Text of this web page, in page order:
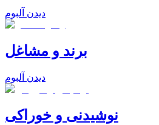
دیدن آلبوم
برند و مشاغل
دیدن آلبوم
نوشیدنی و خوراکی